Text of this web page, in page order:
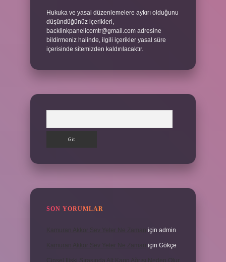
Hukuka ve yasal düzenlemelere aykırı olduğunu
düşündüğünüz içerikleri,
backlinkpanelicomtr@gmail.com adresine
bildirmeniz halinde, ilgili içerikler yasal süre
içerisinde sitemizden kaldırılacaktır.
SON YORUMLAR
için admin
için Gökçe